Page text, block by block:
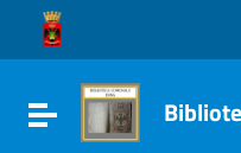
Vai ai contenuti
Vai al menu di navigazione
Vai al footer
Attiva / disattiva la